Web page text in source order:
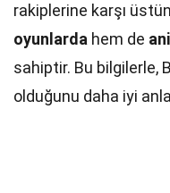
rakiplerine karşı
oyunlarda hem de
sahiptir. Bu bilgilerle,
olduğunu daha iyi